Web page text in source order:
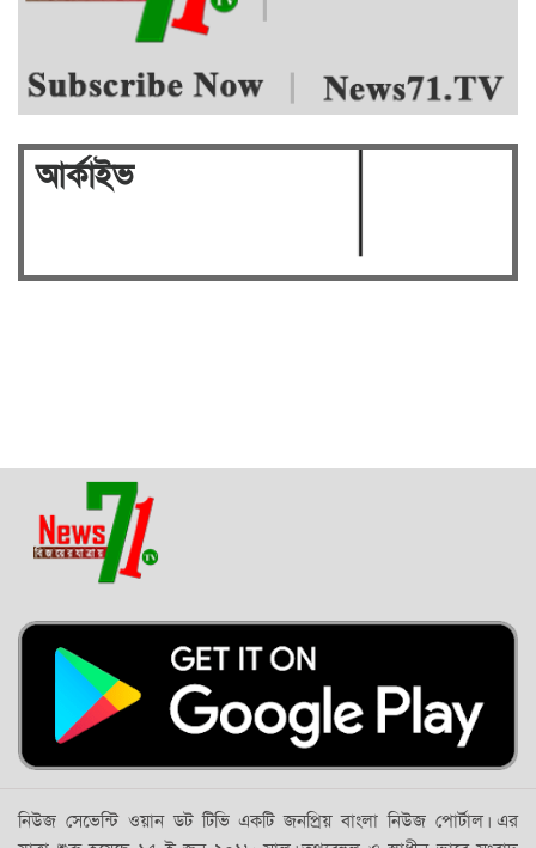
আর্কাইভ
নিউজ সেভেন্টি ওয়ান ডট টিভি একটি জনপ্রিয় বাংলা নিউজ পোর্টাল। এর